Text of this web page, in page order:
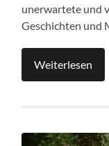
unerwartete und
Geschichten und
Weiterlesen